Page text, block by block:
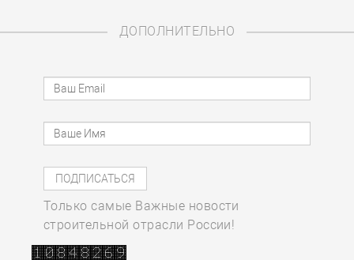
ДОПОЛНИТЕЛЬНО
Только самые Важные новости
строительной отрасли России!